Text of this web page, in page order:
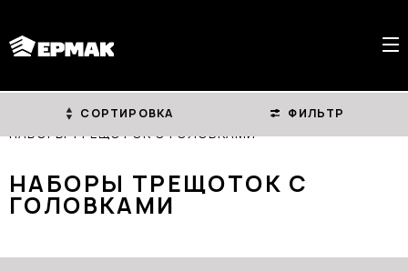
ГЛАВНАЯ КАТАЛОГ
АВТОИНСТРУМЕНТ
НАБОРЫ ТРЕЩОТОК С ГОЛОВКАМИ
НАБОРЫ ТРЕЩОТОК С
ГОЛОВКАМИ
СОРТИРОВКА ФИЛЬТР